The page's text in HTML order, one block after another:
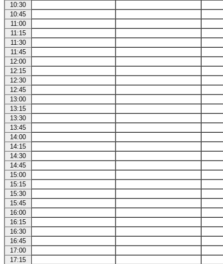
10:30
10:45
11:00
11:15
11:30
11:45
12:00
12:15
12:30
12:45
13:00
13:15
13:30
13:45
14:00
14:15
14:30
14:45
15:00
15:15
15:30
15:45
16:00
16:15
16:30
16:45
17:00
17:15